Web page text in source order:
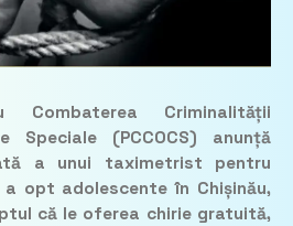
Combaterea Criminalității
Speciale (PCCOCS) anunță
a unui taximetrist pentru
opt adolescente în Chișinău,
că le oferea chirie gratuită,